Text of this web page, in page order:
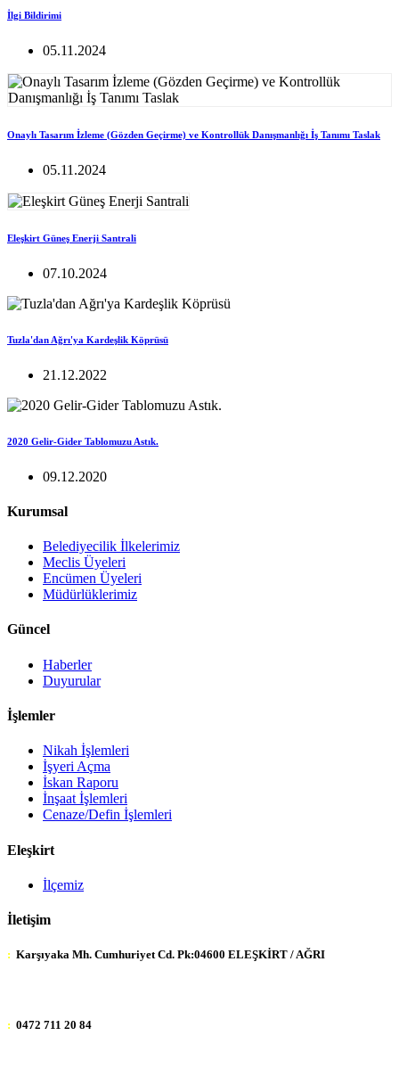
İlgi Bildirimi
05.11.2024
Onaylı Tasarım İzleme (Gözden Geçirme) ve Kontrollük Danışmanlığı İş Tanımı Taslak
05.11.2024
Eleşkirt Güneş Enerji Santrali
07.10.2024
Tuzla'dan Ağrı'ya Kardeşlik Köprüsü
21.12.2022
2020 Gelir-Gider Tablomuzu Astık.
09.12.2020
Kurumsal
Belediyecilik İlkelerimiz
Meclis Üyeleri
Encümen Üyeleri
Müdürlüklerimiz
Güncel
Haberler
Duyurular
İşlemler
Nikah İşlemleri
İşyeri Açma
İskan Raporu
İnşaat İşlemleri
Cenaze/Defin İşlemleri
Eleşkirt
İlçemiz
İletişim
: Karşıyaka Mh. Cumhuriyet Cd. Pk:04600 ELEŞKİRT / AĞRI
: 0472 711 20 84